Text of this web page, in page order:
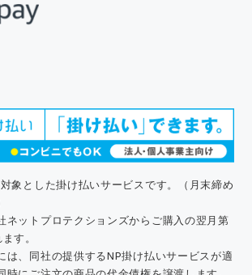
象とした掛け払いサービスです。（月末締め
ネットプロテクションズからご購入の翌月第
す。
は、同社の提供するNP掛け払いサービスが適